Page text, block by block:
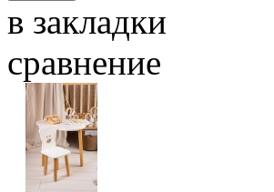
в закладки
сравнение